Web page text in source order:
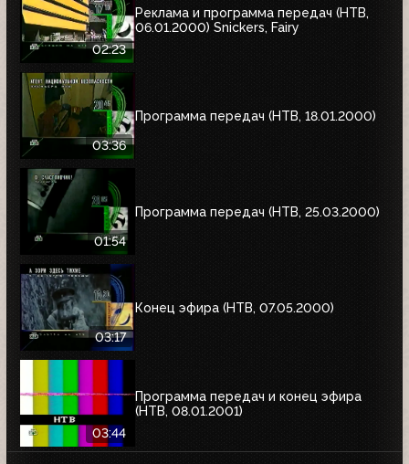
02:23
Реклама и программа передач (НТВ,
06.01.2000) Snickers, Fairy
03:36
Программа передач (НТВ, 18.01.2000)
01:54
Программа передач (НТВ, 25.03.2000)
03:17
Конец эфира (НТВ, 07.05.2000)
03:44
Программа передач и конец эфира
(НТВ, 08.01.2001)